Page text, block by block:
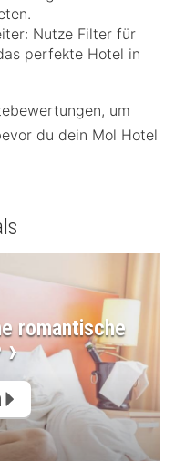
Nutze Filter für
perfekte Hotel in
um
du dein Mol Hotel
romantische